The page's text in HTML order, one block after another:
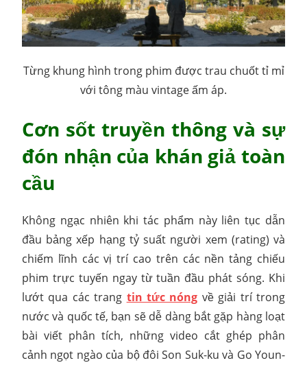
Từng khung hình trong phim được trau chuốt tỉ mỉ
với tông màu vintage ấm áp.
Cơn sốt truyền thông và sự
đón nhận của khán giả toàn
cầu
Không ngạc nhiên khi tác phẩm này liên tục dẫn
đầu bảng xếp hạng tỷ suất người xem (rating) và
chiếm lĩnh các vị trí cao trên các nền tảng chiếu
phim trực tuyến ngay từ tuần đầu phát sóng. Khi
lướt qua các trang tin tức nóng về giải trí trong
nước và quốc tế, bạn sẽ dễ dàng bắt gặp hàng loạt
bài viết phân tích, những video cắt ghép phân
cảnh ngọt ngào của bộ đôi Son Suk-ku và Go Youn-